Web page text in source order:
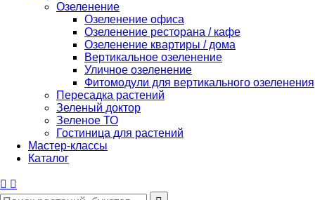
Озеленение
Озеленение офиса
Озеленение ресторана / кафе
Озеленение квартиры / дома
Вертикальное озеленение
Уличное озеленение
Фитомодули для вертикального озеленения
Пересадка растений
Зеленый доктор
Зеленое ТО
Гостиница для растений
Мастер-классы
Каталог